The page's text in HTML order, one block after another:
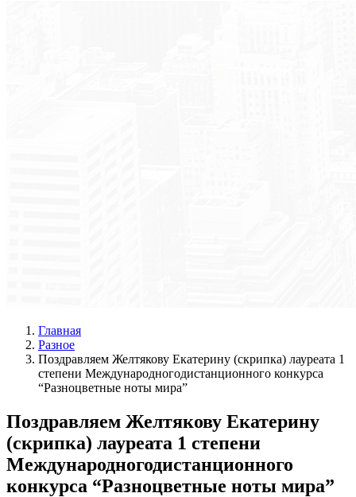
Главная
Разное
Поздравляем Желтякову Екатерину (скрипка) лауреата 1
степени Международногодистанционного конкурса
“Разноцветные ноты мира”
Поздравляем Желтякову Екатерину
(скрипка) лауреата 1 степени
Международногодистанционного
конкурса “Разноцветные ноты мира”